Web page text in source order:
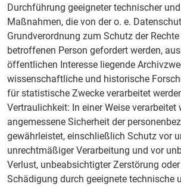
Durchführung geeigneter technischer
Maßnahmen, die von der o. e.
Grundverordnung zum Schutz der
betroffenen Person gefordert werden,
öffentlichen Interesse liegende
wissenschaftliche und historische
für statistische Zwecke verarbeitet
Vertraulichkeit: In einer Weise verarbeitet
angemessene Sicherheit der
gewährleistet, einschließlich Schutz vor
unrechtmäßiger Verarbeitung und vor
Verlust, unbeabsichtigter Zerstörung
Schädigung durch geeignete technische